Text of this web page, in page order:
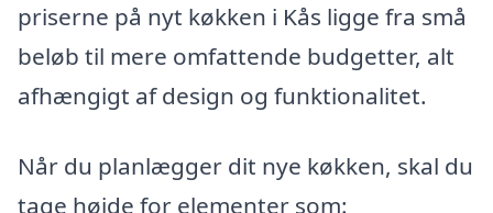
priserne på nyt køkken i Kås ligge fra små
beløb til mere omfattende budgetter, alt
afhængigt af design og funktionalitet.
Når du planlægger dit nye køkken, skal du
tage højde for elementer som: